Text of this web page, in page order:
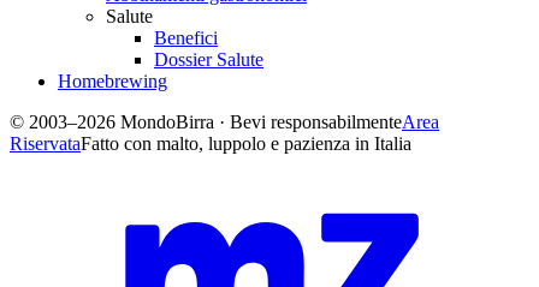
Salute
Benefici
Dossier Salute
Homebrewing
© 2003–2026 MondoBirra · Bevi responsabilmenteArea
RiservataFatto con malto, luppolo e pazienza in Italia